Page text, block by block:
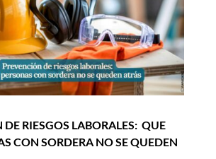
DE RIESGOS LABORALES: QUE
CON SORDERA NO SE QUEDEN